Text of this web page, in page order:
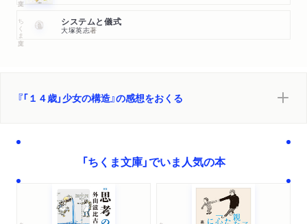
ちくま文庫 システムと儀式
大塚英志著
『「１４歳」少女の構造』の感想をおくる
「ちくま文庫」でいま人気の本